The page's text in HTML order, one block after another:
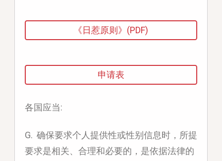
《日惹原则》(PDF)
申请表
各国应当:
G. 确保要求个人提供性或性别信息时，所提
要求是相关、合理和必要的，是依据法律的